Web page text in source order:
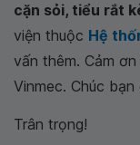
cặn sỏi, tiểu rắt
viện thuộc Hệ
vấn thêm. Cảm
Vinmec. Chúc
Trân trọng!